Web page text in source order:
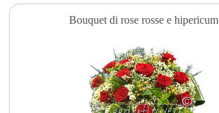
Bouquet di rose rosse e hipericum